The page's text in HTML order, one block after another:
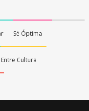
Sé Óptima
Entre Cultura